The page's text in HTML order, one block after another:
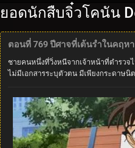
ยอดนักสืบจิ๋วโคนัน
ตอนที่ 769 ปีศาจที่เต้นรำในคฤ
ชายคนหนึ่งที่วิ่งหนีจากเจ้าหน้าที่ตำรวจ
ไม่มีเอกสารระบุตัวตน มีเพียงกระดาษ